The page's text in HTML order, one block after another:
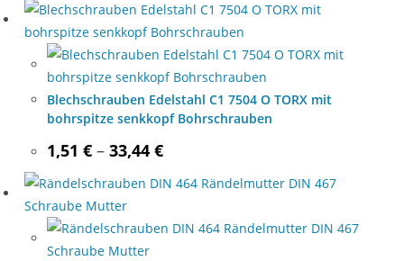
through
Blechschrauben Edelstahl C1 7504 O TORX mit
bohrspitze senkkopf Bohrschrauben
1,51€ – 33,44€Price
range:
through